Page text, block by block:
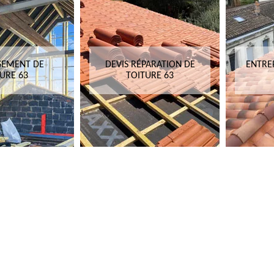
DE
63
DEVIS RÉPARATION DE
TOITURE 63